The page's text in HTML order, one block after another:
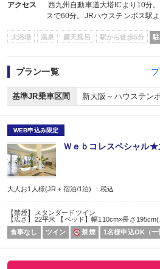
アクセス
西九州自動車道大塔ICより10分
スで60分。JRハウステンボス駅よ
大浴場 温泉 露天風呂 駅から徒歩5分
プラン一覧
基準JR乗車区間 新大阪～ハウステン
WEB申込み限定
Ｗｅｂコレスペシャル
大人お1人様(JR＋宿泊/1泊) ：税込
【禁煙】スタンダードツイン
【広さ】22平米 【ベッド】幅110cm×長さ
食事なし
ツイン 禁煙 1名様申込OK（一